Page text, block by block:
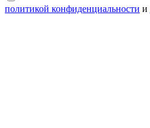
политикой конфиденциальности и